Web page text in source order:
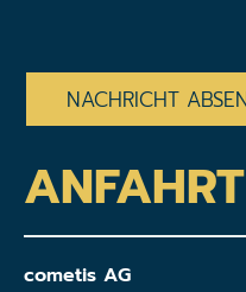
ANFAHRT
cometis AG